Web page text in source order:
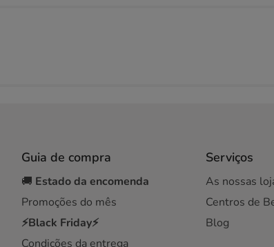
Guia de compra
🚚 Estado da encomenda
Promoções do mês
⚡Black Friday⚡
Condições da entrega
Serviços
As nossas
Centros de
Blog